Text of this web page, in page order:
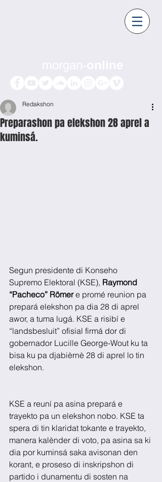
Preparashon pa elekshon 28 aprel a
kuminsá.
Redakshon
Segun presidente di Konseho
Supremo Elektoral (KSE), Raymond
“Pacheco” Römer e promé reunion pa
prepará elekshon pa dia 28 di aprel
awor, a tuma lugá. KSE a risibí e
“landsbesluit” ofisial firmá dor di
gobernador Lucille George-Wout ku ta
bisa ku pa djabièrnè 28 di aprel lo tin
elekshon.
KSE a reuní pa asina prepará e
trayekto pa un elekshon nobo. KSE ta
spera di tin klaridat tokante e trayekto,
manera kalènder di voto, pa asina sa ki
dia por kuminsá saka avisonan den
korant, e proseso di inskripshon di
partido i dunamentu di sosten na